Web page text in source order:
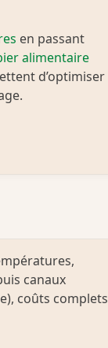
en passant
alimentaire
d’optimiser
canaux
coûts complets